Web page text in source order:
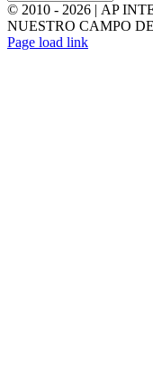
© 2010 - 2026 | AP
NUESTRO CAMPO
LinkedIn
YouTube
Page load link